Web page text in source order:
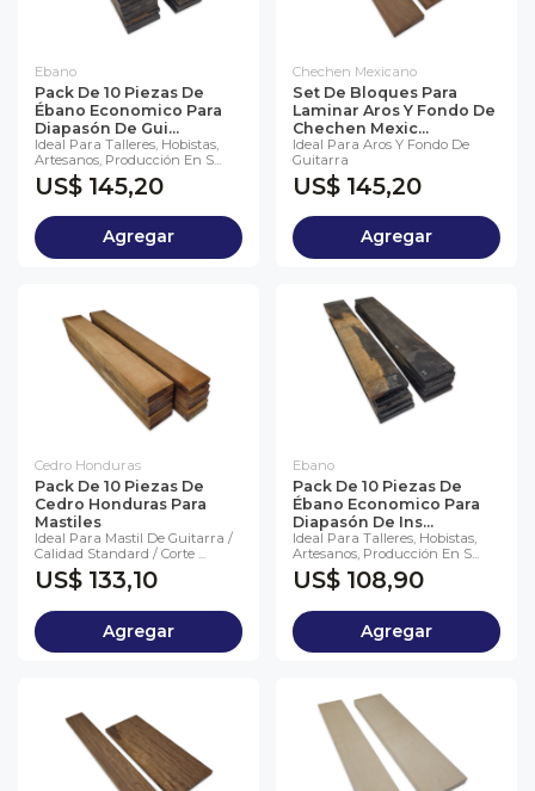
Ebano
Pack De 10 Piezas De
Ébano Economico Para
Diapasón De Gui...
Ideal Para Talleres, Hobistas,
Artesanos, Producción En S...
US$ 145,20
Agregar
Chechen Mexicano
Set De Bloques Para
Laminar Aros Y Fondo De
Chechen Mexic...
Ideal Para Aros Y Fondo De
Guitarra
US$ 145,20
Agregar
Cedro Honduras
Pack De 10 Piezas De
Cedro Honduras Para
Mastiles
Ideal Para Mastil De Guitarra /
Calidad Standard / Corte ...
US$ 133,10
Agregar
Ebano
Pack De 10 Piezas De
Ébano Economico Para
Diapasón De Ins...
Ideal Para Talleres, Hobistas,
Artesanos, Producción En S...
US$ 108,90
Agregar